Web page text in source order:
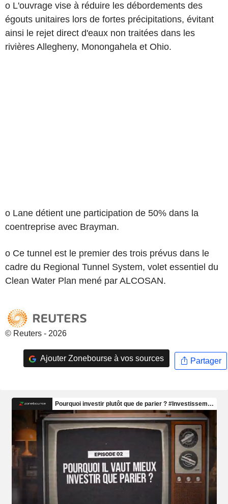
o L'ouvrage vise à réduire les débordements des
égouts unitaires lors de fortes précipitations, évitant
ainsi le rejet direct d'eaux non traitées dans les
rivières Allegheny, Monongahela et Ohio.
o Lane détient une participation de 50% dans la
coentreprise avec Brayman.
o Ce tunnel est le premier des trois prévus dans le
cadre du Regional Tunnel System, volet essentiel du
Clean Water Plan mené par ALCOSAN.
© Reuters - 2026
Ajouter Zonebourse à vos sources Partager